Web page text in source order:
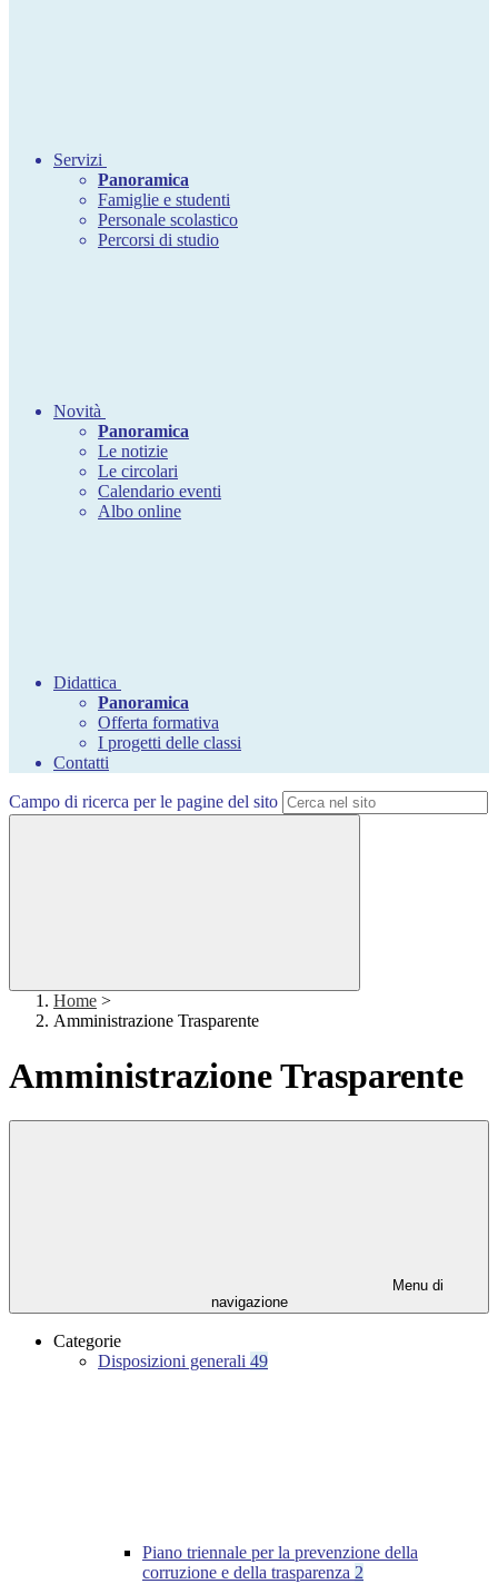
Servizi
Panoramica
Famiglie e studenti
Personale scolastico
Percorsi di studio
Novità
Panoramica
Le notizie
Le circolari
Calendario eventi
Albo online
Didattica
Panoramica
Offerta formativa
I progetti delle classi
Contatti
Campo di ricerca per le pagine del sito
Home >
Amministrazione Trasparente
Amministrazione Trasparente
Menu di
navigazione
Categorie
Disposizioni generali 49
Piano triennale per la prevenzione della
corruzione e della trasparenza 2